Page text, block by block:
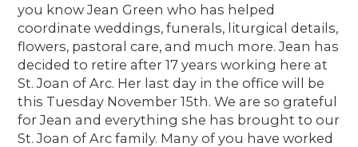
you know Jean Green who has helped
coordinate weddings, funerals, liturgical details,
flowers, pastoral care, and much more. Jean has
decided to retire after 17 years working here at
St. Joan of Arc. Her last day in the office will be
this Tuesday November 15th. We are so grateful
for Jean and everything she has brought to our
St. Joan of Arc family. Many of you have worked